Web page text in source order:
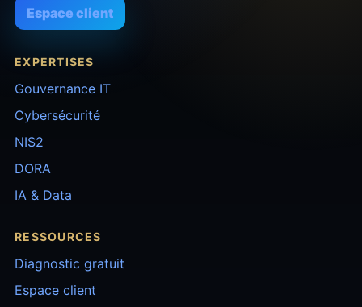
Espace client
EXPERTISES
Gouvernance IT
Cybersécurité
NIS2
DORA
IA & Data
RESSOURCES
Diagnostic gratuit
Espace client